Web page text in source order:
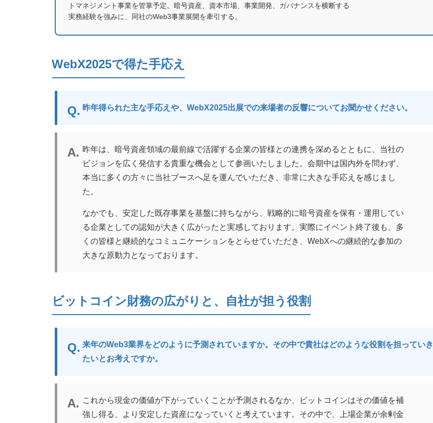
トマネジメント事業を管掌予定。暗号資産、資本市場、事業開発、ガバナンスを横断する
実務経験を強みに、同社のWeb3事業展開を牽引する。
WebX2025で得た手応え
昨年得られた主な手応えや、WebX2025出展での来場者の反響についてお聞かせください。
昨年は、暗号資産領域の最前線で活躍する企業の皆様との連携を深めるとともに、当社の
ビジョンを広く発信する貴重な機会として参画いたしました。会期中は国内外を問わず、
本当に多くの方々に当社ブースへ足を運んでいただき、非常に大きな手応えを感じまし
た。
なかでも、安定した既存事業を基盤に持ちながら、戦略的に暗号資産を保有・運用してい
る企業としての認知が大きく広がったと実感しております。実際にイベント終了後も、多
くの皆様と継続的なコミュニケーションをとらせていただき、WebXへの継続的な参加の
大きな原動力となっております。
ビットコイン財務の広がりと、自社が担う役割
来年のWeb3業界をどのように予測されていますか。その中で貴社はどのような役割を担っていき
たいとお考えですか。
これから現金の価値が下がっていくことが予測されるなか、ビットコインはその価値を補
強し得る、より安定した資産になっていくと考えています。その中で、上場企業が余剰金